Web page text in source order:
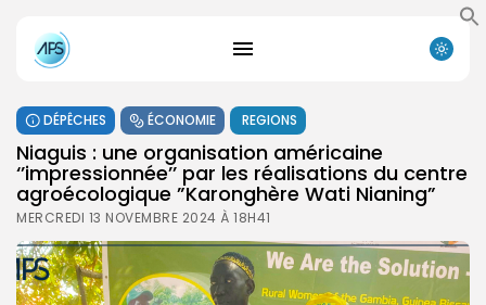
DÉPÊCHES ÉCONOMIE REGIONS
Niaguis : une organisation américaine
‘’impressionnée’’ par les réalisations du centre
agroécologique ”Karonghère Wati Nianing”
MERCREDI 13 NOVEMBRE 2024 À 18H41